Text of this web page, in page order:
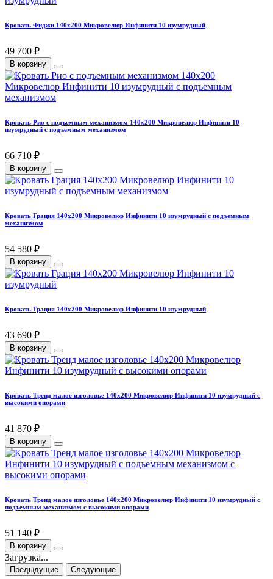
Кровать Фиджи 140х200 Микровелюр Инфинити 10 изумрудный
49 700 ₽
В корзину
Кровать Рио с подъемным механизмом 140х200 Микровелюр Инфинити 10
изумрудный с подъемным механизмом
66 710 ₽
В корзину
Кровать Грация 140х200 Микровелюр Инфинити 10 изумрудный с подъемным
механизмом
54 580 ₽
В корзину
Кровать Грация 140х200 Микровелюр Инфинити 10 изумрудный
43 690 ₽
В корзину
Кровать Тренд малое изголовье 140х200 Микровелюр Инфинити 10 изумрудный с
высокими опорами
41 870 ₽
В корзину
Кровать Тренд малое изголовье 140х200 Микровелюр Инфинити 10 изумрудный с
подъемным механизмом с высокими опорами
51 140 ₽
В корзину
Загрузка...
Предыдущие Следующие